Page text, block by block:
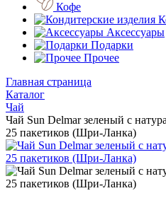
Кофе
Аксессуары
Подарки
Прочее
Главная страница
Каталог
Чай
Чай Sun Delmar зеленый с
25 пакетиков (Шри-Ланка)